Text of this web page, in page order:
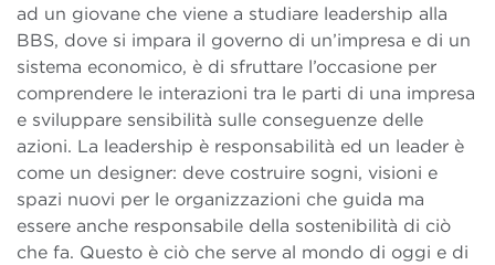
ad un giovane che viene a studiare leadership alla
BBS, dove si impara il governo di un’impresa e di un
sistema economico, è di sfruttare l’occasione per
comprendere le interazioni tra le parti di una impresa
e sviluppare sensibilità sulle conseguenze delle
azioni. La leadership è responsabilità ed un leader è
come un designer: deve costruire sogni, visioni e
spazi nuovi per le organizzazioni che guida ma
essere anche responsabile della sostenibilità di ciò
che fa. Questo è ciò che serve al mondo di oggi e di